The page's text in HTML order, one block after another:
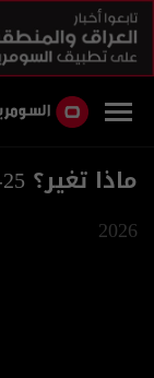
ماذا تغير؟ 25-5-2026
2026